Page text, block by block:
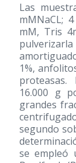
Las
mMNaCL;
mM, Tris
1%,
16.000 g
grandes
segundo
se empleó